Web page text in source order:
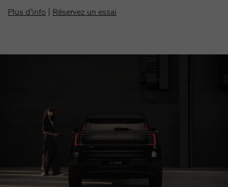
Plus d'info
Réservez un essai